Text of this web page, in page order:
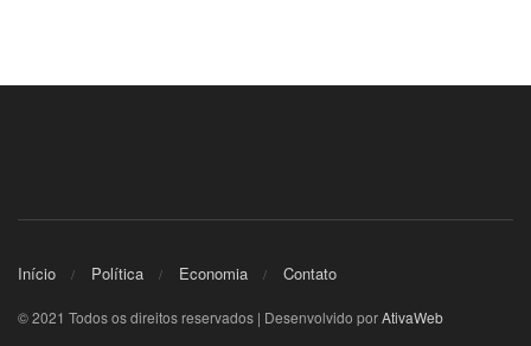
Início Política Economia Contato
© 2021 Todos os direitos reservados | Desenvolvido porAtivaWeb